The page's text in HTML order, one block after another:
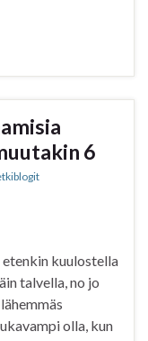
6
etenkin kuulostella
talvella, no jo
olla, kun